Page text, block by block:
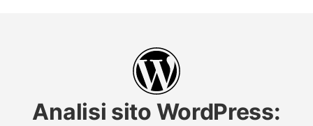
Analisi sito WordPress: